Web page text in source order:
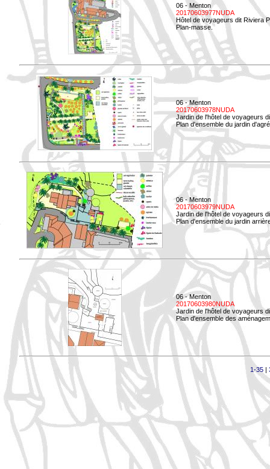
06 - Menton
20170603977NUDA
Hôtel de voyageurs dit Riviera
Plan-masse.
06 - Menton
20170603978NUDA
Jardin de l'hôtel de voyageurs
Plan d'ensemble du jardin
06 - Menton
20170603979NUDA
Jardin de l'hôtel de voyageurs
Plan d'ensemble du jardin
06 - Menton
20170603980NUDA
Jardin de l'hôtel de voyageurs
Plan d'ensemble des
1-35|